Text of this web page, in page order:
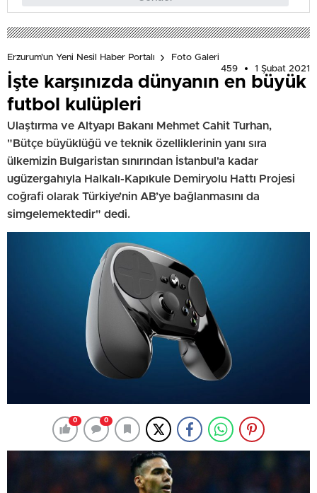
Erzurum'un Yeni Nesil Haber Portalı
Foto Galeri
459
1 Şubat 2021
İşte karşınızda dünyanın en büyük
futbol kulüpleri
Ulaştırma ve Altyapı Bakanı Mehmet Cahit Turhan,
"Bütçe büyüklüğü ve teknik özelliklerinin yanı sıra
ülkemizin Bulgaristan sınırından İstanbul'a kadar
ugüzergahıyla Halkalı-Kapıkule Demiryolu Hattı Projesi
coğrafi olarak Türkiye’nin AB’ye bağlanmasını da
simgelemektedir" dedi.
0 0